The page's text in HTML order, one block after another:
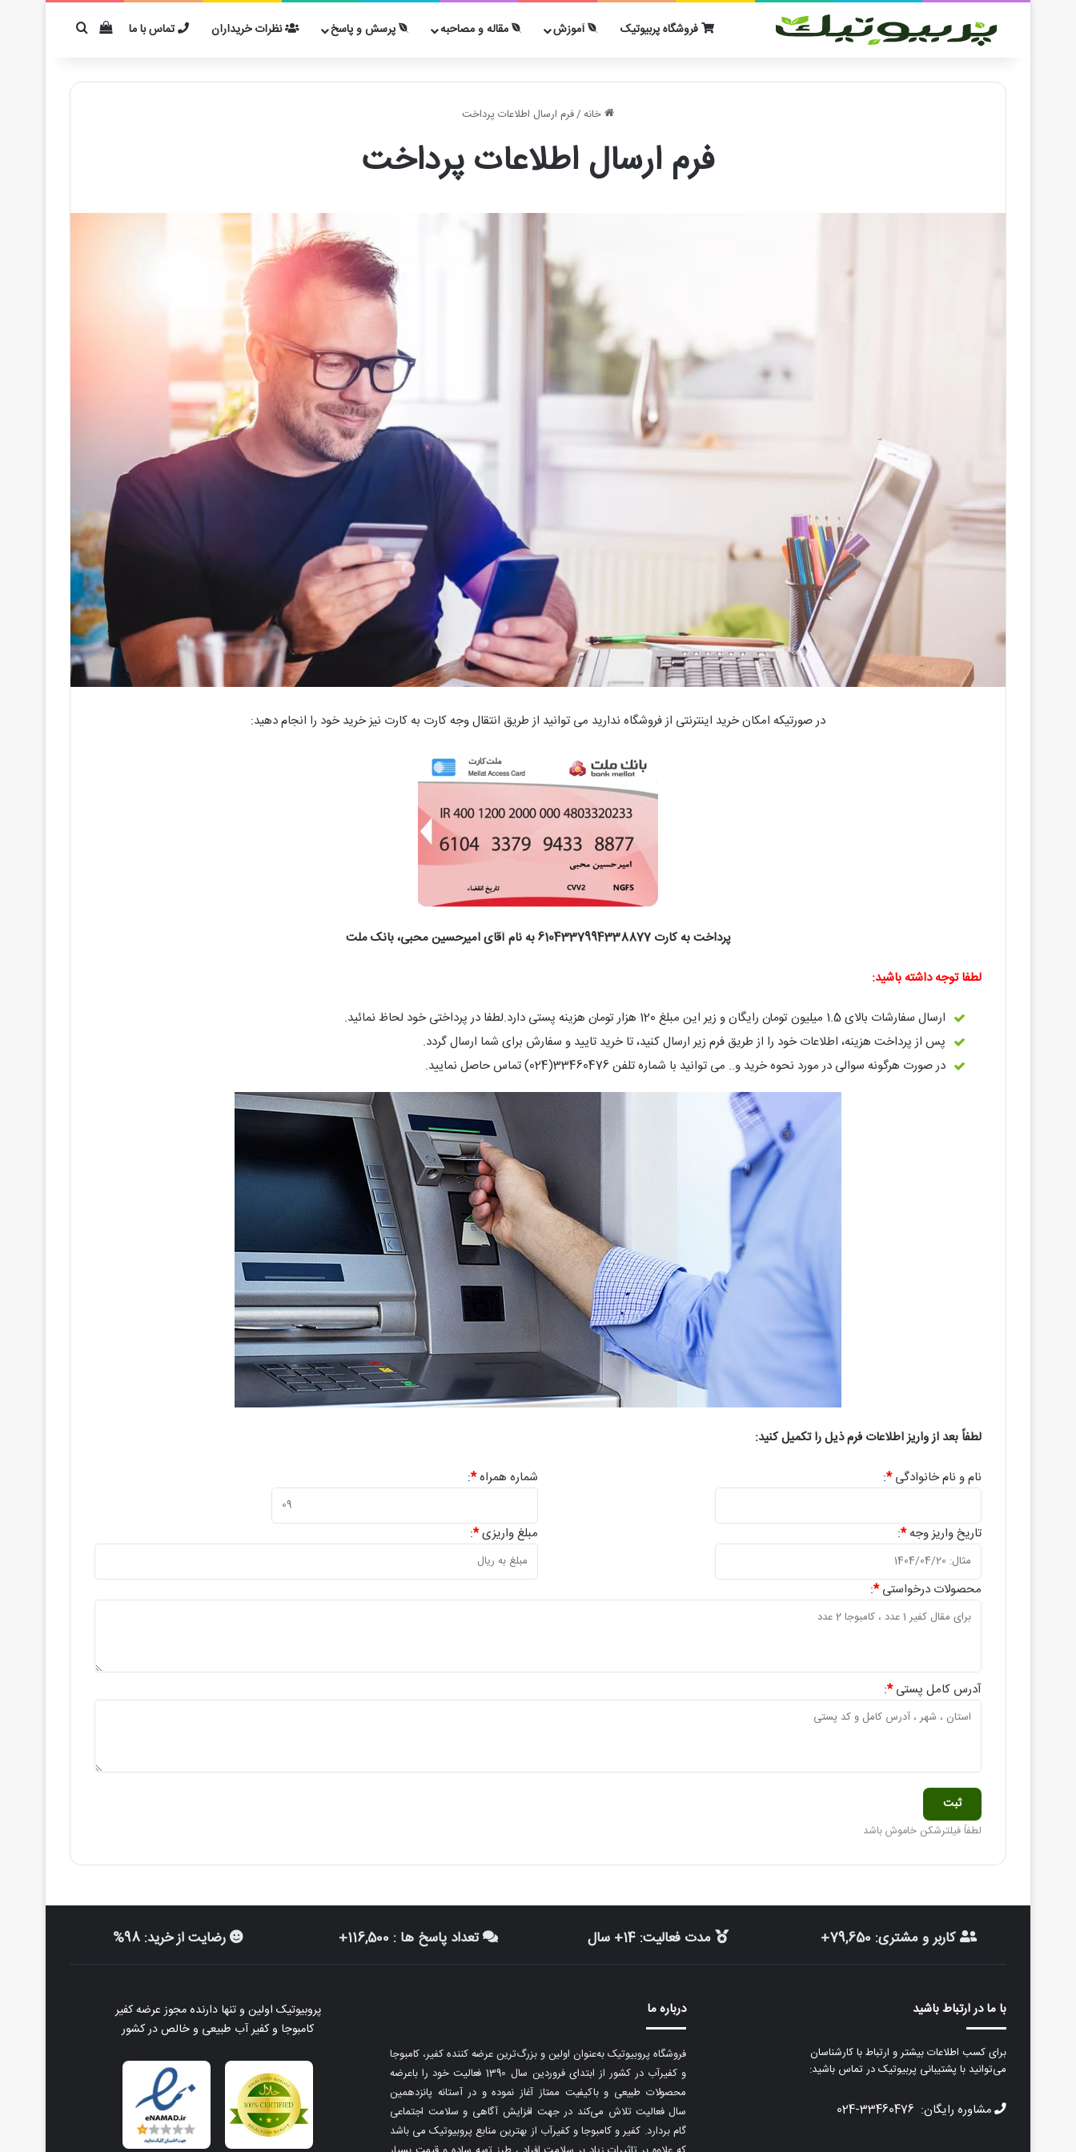
فروشگاه پربیوتیک آموزش مقاله و مصاحبه پرسش و پاسخ نظرات خریداران تماس با ما دیدن سبد خرید
برای مثال: کفیر
خانه/فرم ارسال اطلاعات پرداخت
فرم ارسال اطلاعات پرداخت
در صورتیکه امکان خرید اینترنتی از فروشگاه ندارید می توانید از طریق انتقال وجه کارت به کارت نیز خرید خود را انجام دهید:
پرداخت به کارت 6104337994338877 به نام آقای امیرحسین محبی، بانک ملت
لطفا توجه داشته باشید:
ارسال سفارشات بالای 1.5 میلیون تومان رایگان و زیر این مبلغ 120 هزار تومان هزینه پستی دارد.لطفا در پرداختی خود لحاظ نمائید.
پس از پرداخت هزینه، اطلاعات خود را از طریق فرم زیر ارسال کنید، تا خرید تایید و سفارش برای شما ارسال گردد.
در صورت هرگونه سوالی در مورد نحوه خرید و.. می توانید با شماره تلفن 33460476(024) تماس حاصل نمایید.
لطفاً بعد از واریز اطلاعات فرم ذیل را تکمیل کنید:
نام و نام خانوادگی*
: شماره همراه*
:
تاریخ واریز وجه*
: مبلغ واریزی*
:
محصولات درخواستی*
:
آدرس کامل پستی*
:
لطفاً فیلترشکن خاموش باشد
کاربر و مشتری: 79,650+ مدت فعالیت: 14+ سال تعداد پاسخ ها : 116,500+ رضایت از خرید: 98%
با ما در ارتباط باشید
برای کسب اطلاعات بیشتر و ارتباط با کارشناسان
می‌توانید با پشتیبانی پربیوتیک در تماس باشید:
مشاوره رایگان: 33460476-024
درباره ما
فروشگاه پروبیوتیک به‌عنوان اولین و بزرگ‌ترین عرضه کننده کفیر، کامبوجا
و کفیرآب در کشور از ابتدای فروردین سال 1390 فعالیت خود را باعرضه
محصولات طبیعی و باکیفیت ممتاز آغاز نموده و در آستانه پانزدهمین
سال فعالیت تلاش می‌کند در جهت افزایش آگاهی و سلامت اجتماعی
گام بردارد. کفیر و کامبوجا و کفیرآب از بهترین منابع پروبیوتیک می باشد
پروبیوتیک اولین و تنها دارنده مجوز عرضه کفیر
کامبوجا و کفیر آب طبیعی و خالص در کشور